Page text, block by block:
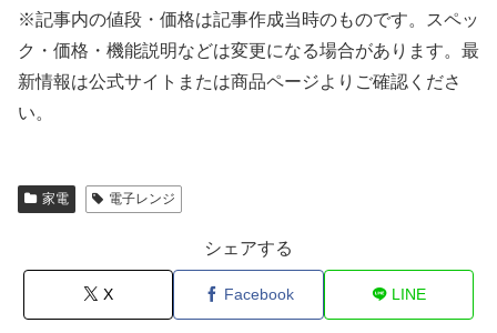
※記事内の値段・価格は記事作成当時のものです。
スペッ
ク・価格・機能説明などは変更になる場合があります。最
新情報は公式サイトまたは商品ページよりご確認くださ
い。
家電 電子レンジ
シェアする
X Facebook LINE